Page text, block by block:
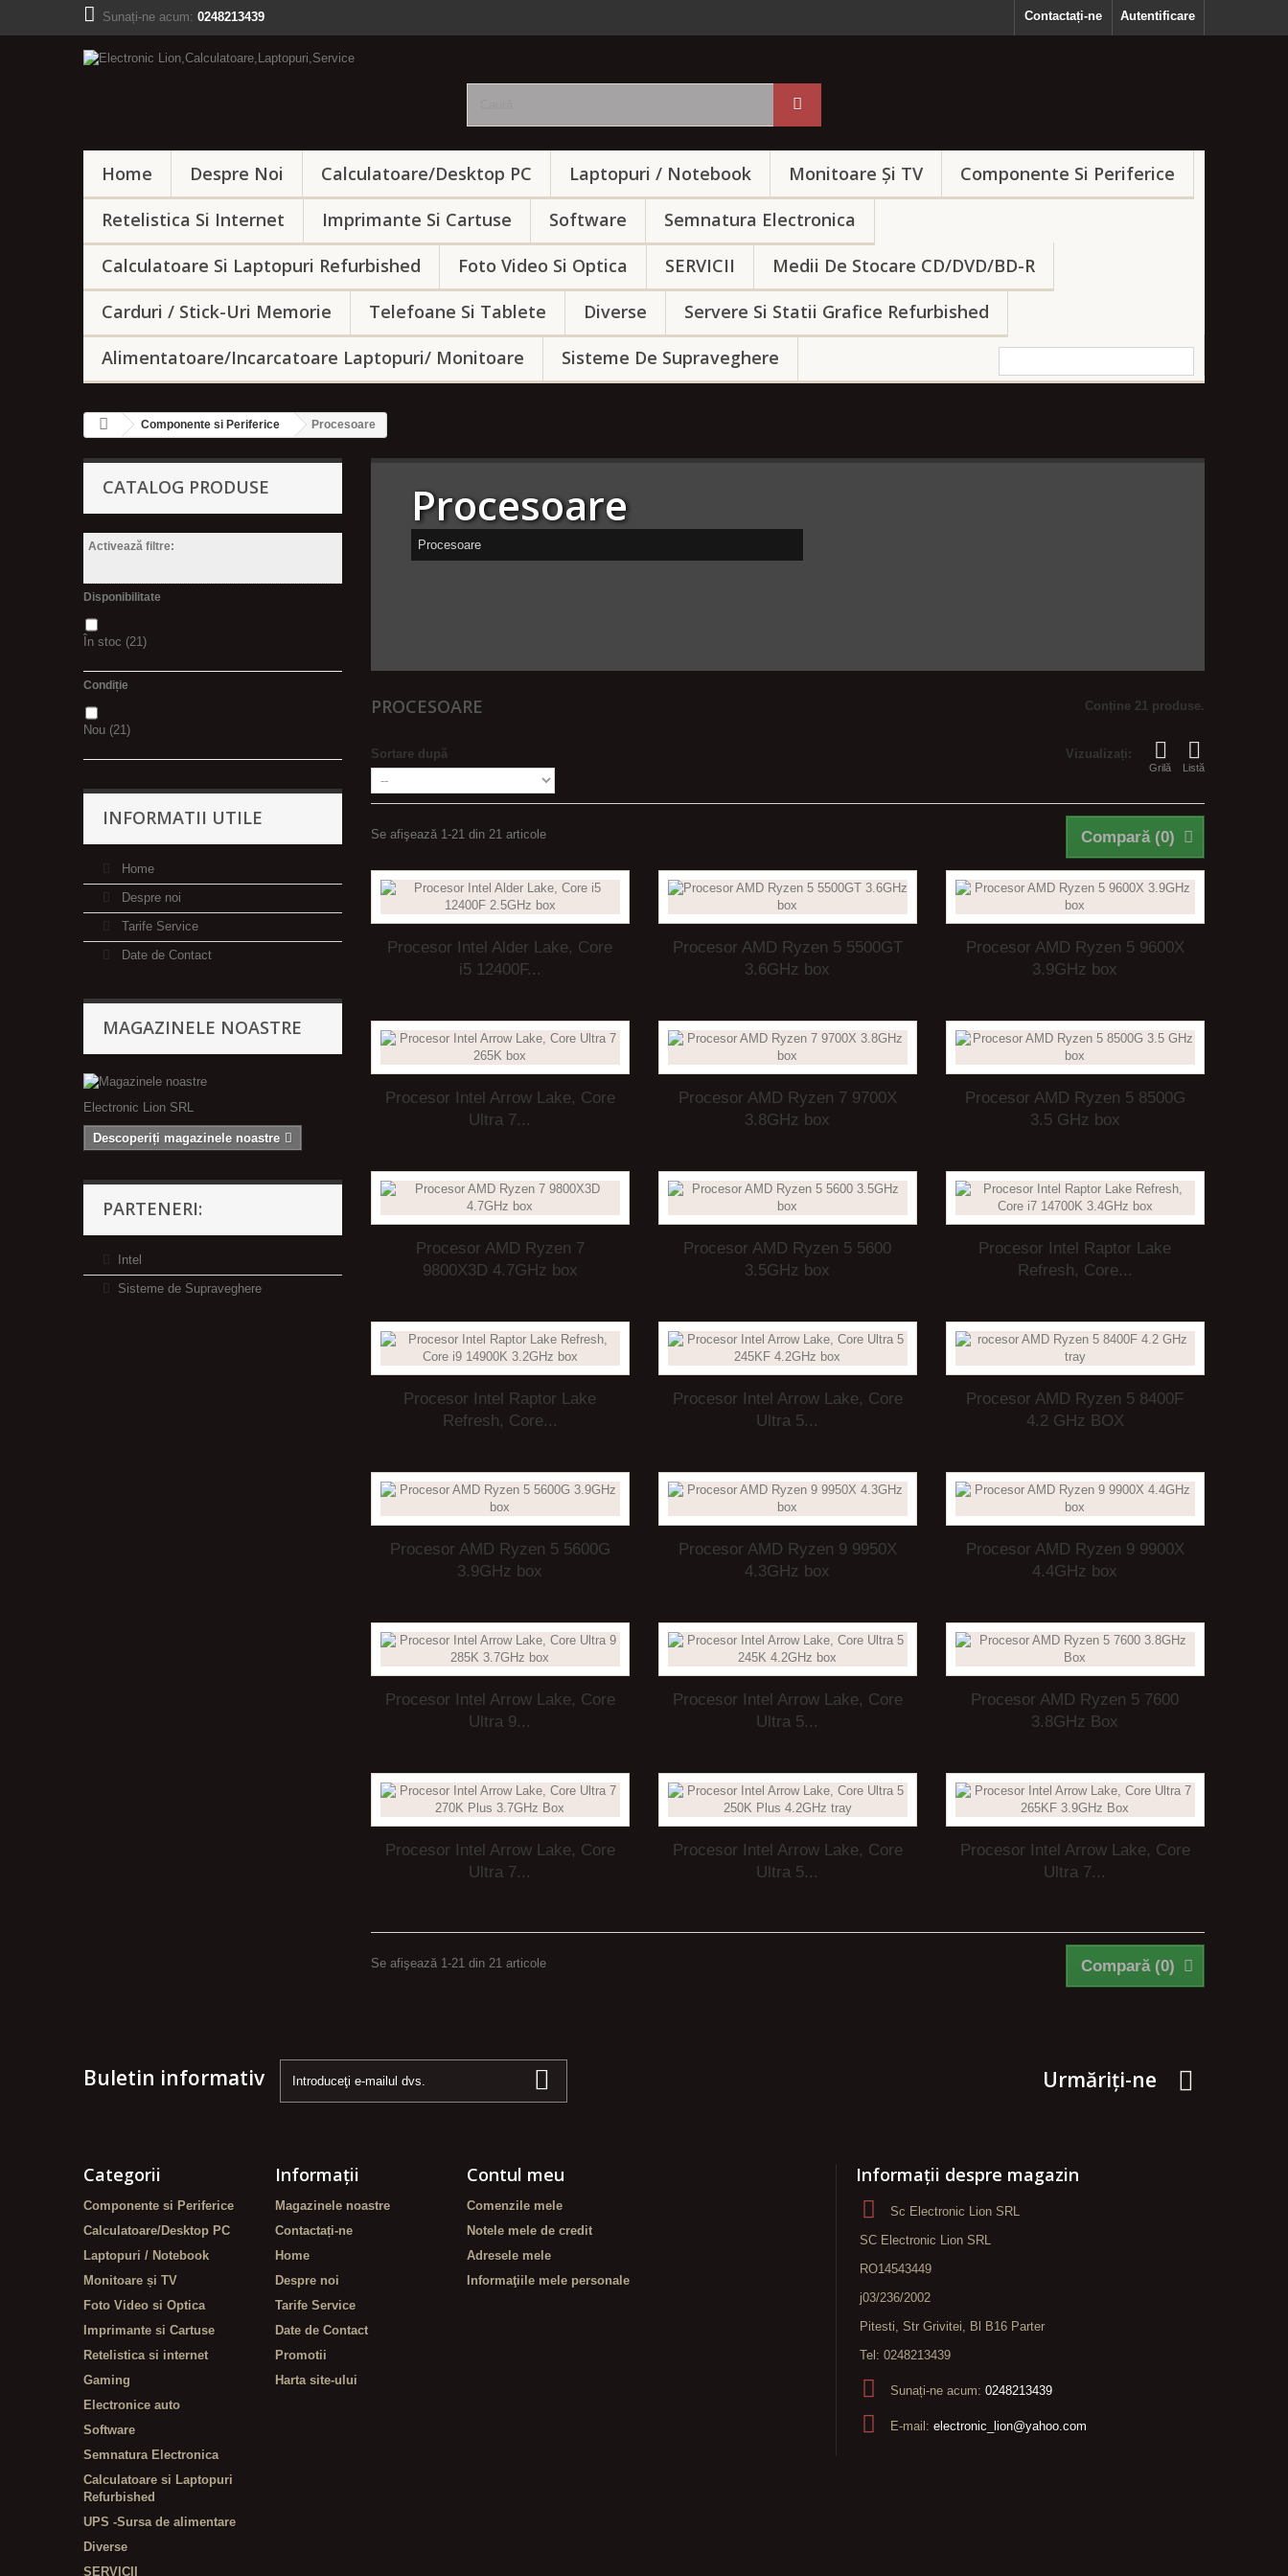
Autentificare
Contactați-ne
Sunați-ne acum: 0248213439
Home Despre Noi Calculatoare/Desktop PC Laptopuri / Notebook Monitoare Și TV
Componente Si Periferice
Retelistica Si Internet
Imprimante Si Cartuse Software
Semnatura Electronica
Calculatoare Si Laptopuri Refurbished
Foto Video Si Optica SERVICII
Medii De Stocare CD/DVD/BD-R
Carduri / Stick-Uri Memorie
Telefoane Si Tablete Diverse
Servere Si Statii Grafice Refurbished
Alimentatoare/Incarcatoare Laptopuri/ Monitoare
Sisteme De Supraveghere
Componente si Periferice Procesoare
CATALOG PRODUSE
Activează filtre:
Disponibilitate
În stoc (21)
Condiție
Nou (21)
INFORMATII UTILE
Home
Despre noi
Tarife Service
Date de Contact
MAGAZINELE NOASTRE
Electronic Lion SRL
Descoperiți magazinele noastre
PARTENERI:
Intel
Sisteme de Supraveghere
Procesoare
Procesoare
PROCESOARE Conține 21 produse.
Vizualizați:
Grilă Listă
Sortare după
Compară (0)
Se afişează 1-21 din 21 articole
Procesor Intel Alder Lake, Core
i5 12400F...
Procesor AMD Ryzen 5 5500GT
3.6GHz box
Procesor AMD Ryzen 5 9600X
3.9GHz box
Procesor Intel Arrow Lake, Core
Ultra 7...
Procesor AMD Ryzen 7 9700X
3.8GHz box
Procesor AMD Ryzen 5 8500G
3.5 GHz box
Procesor AMD Ryzen 7
9800X3D 4.7GHz box
Procesor AMD Ryzen 5 5600
3.5GHz box
Procesor Intel Raptor Lake
Refresh, Core...
Procesor Intel Raptor Lake
Refresh, Core...
Procesor Intel Arrow Lake, Core
Ultra 5...
Procesor AMD Ryzen 5 8400F
4.2 GHz BOX
Procesor AMD Ryzen 5 5600G
3.9GHz box
Procesor AMD Ryzen 9 9950X
4.3GHz box
Procesor AMD Ryzen 9 9900X
4.4GHz box
Procesor Intel Arrow Lake, Core
Ultra 9...
Procesor Intel Arrow Lake, Core
Ultra 5...
Procesor AMD Ryzen 5 7600
3.8GHz Box
Procesor Intel Arrow Lake, Core
Ultra 7...
Procesor Intel Arrow Lake, Core
Ultra 5...
Procesor Intel Arrow Lake, Core
Ultra 7...
Compară (0)
Se afişează 1-21 din 21 articole
Buletin informativ Urmăriți-ne
Categorii
Componente si Periferice
Calculatoare/Desktop PC
Laptopuri / Notebook
Monitoare și TV
Foto Video si Optica
Imprimante si Cartuse
Retelistica si internet
Gaming
Electronice auto
Software
Semnatura Electronica
Calculatoare si Laptopuri
Refurbished
UPS -Sursa de alimentare
Diverse
SERVICII
Informaţii
Magazinele noastre
Contactați-ne
Home
Despre noi
Tarife Service
Date de Contact
Promotii
Harta site-ului
Contul meu
Comenzile mele
Notele mele de credit
Adresele mele
Informaţiile mele personale
Informații despre magazin
Sc Electronic Lion SRL
SC Electronic Lion SRL
RO14543449
j03/236/2002
Pitesti, Str Grivitei, Bl B16 Parter
Tel: 0248213439
Sunați-ne acum: 0248213439
E-mail: electronic_lion@yahoo.com